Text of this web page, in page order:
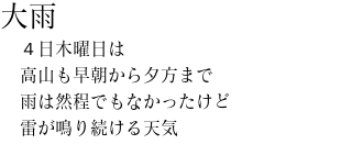
大雨
４日木曜日は
高山も早朝から夕方まで
雨は然程でもなかったけど
雷が鳴り続ける天気